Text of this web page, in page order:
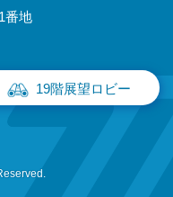
番地
19階展望ロビー